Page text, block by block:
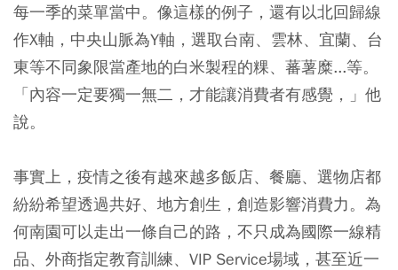
每一季的菜單當中。像這樣的例子，還有以北回歸線
作X軸，中央山脈為Y軸，選取台南、雲林、宜蘭、台
東等不同象限當產地的白米製程的粿、蕃薯糜...等。
「內容一定要獨一無二，才能讓消費者有感覺，」他
說。
事實上，疫情之後有越來越多飯店、餐廳、選物店都
紛紛希望透過共好、地方創生，創造影響消費力。為
何南園可以走出一條自己的路，不只成為國際一線精
品、外商指定教育訓練、VIP Service場域，甚至近一